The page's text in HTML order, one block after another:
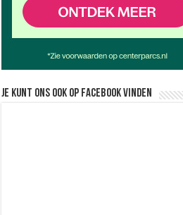
Je kunt ons ook op facebook vinden